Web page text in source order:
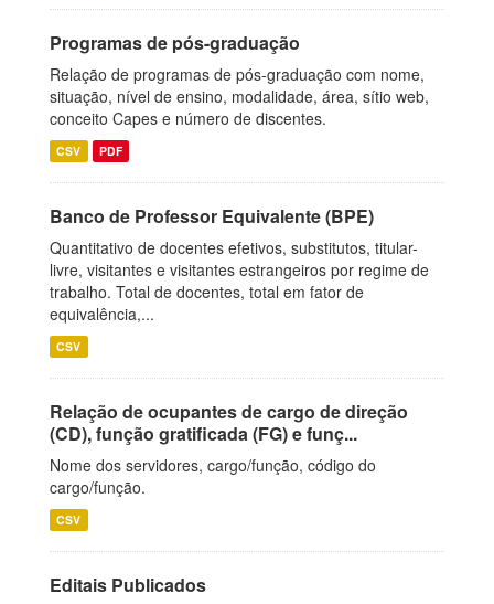
Programas de pós-graduação
Relação de programas de pós-graduação com nome,
situação, nível de ensino, modalidade, área, sítio web,
conceito Capes e número de discentes.
CSV PDF
Banco de Professor Equivalente (BPE)
Quantitativo de docentes efetivos, substitutos, titular-
livre, visitantes e visitantes estrangeiros por regime de
trabalho. Total de docentes, total em fator de
equivalência,...
CSV
Relação de ocupantes de cargo de direção
(CD), função gratificada (FG) e funç...
Nome dos servidores, cargo/função, código do
cargo/função.
CSV
Editais Publicados